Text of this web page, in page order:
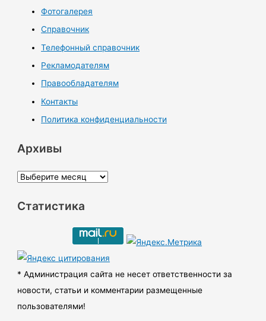
Фотогалерея
Справочник
Телефонный справочник
Рекламодателям
Правообладателям
Контакты
Политика конфиденциальности
Архивы
А
х
ы
Статистика
* Администрация сайта не несет ответственности за
новости, статьи и комментарии размещенные
пользователями!